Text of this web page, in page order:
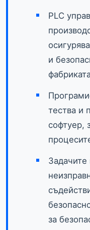
PLC
и
тества и
софтуер,
Задачите
за